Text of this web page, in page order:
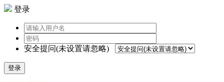
登录
安全提问(未设置请忽略)
登录